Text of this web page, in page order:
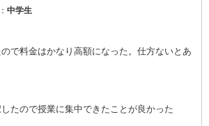
中学生
で料金はかなり高額になった。仕方ないとあ
たので授業に集中できたことが良かった